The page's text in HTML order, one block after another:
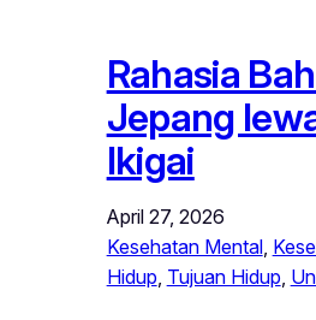
Rahasia
Jepang
Ikigai
April 27, 2026
Kesehatan Mental,
Hidup Tujuan Hidup